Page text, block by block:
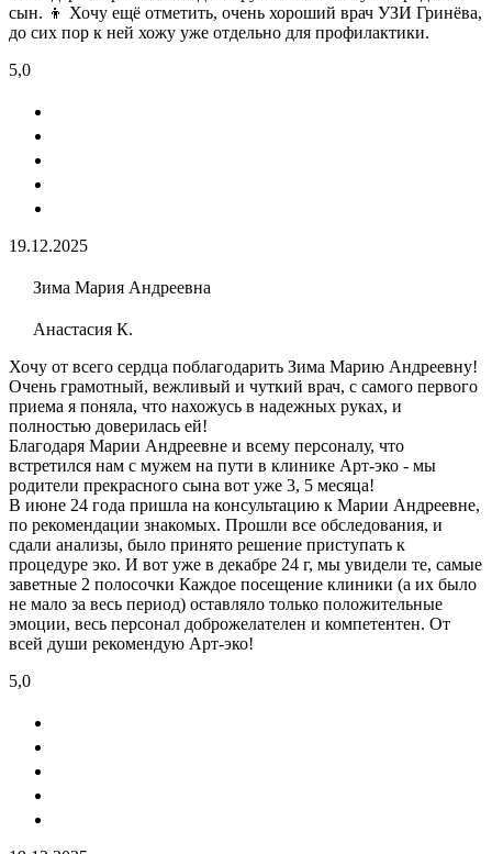
сын. 👦 Хочу ещё отметить, очень хороший врач УЗИ​ Гринёва,
до сих пор к ней хожу уже отдельно для профилактики.
5,0
19.12.2025
Зима Мария Андреевна
Анастасия К.
Хочу от всего сердца поблагодарить Зима Марию Андреевну!
Очень грамотный, вежливый и чуткий врач, с самого первого
приема я поняла, что нахожусь в надежных руках, и
полностью доверилась ей!
Благодаря Марии Андреевне и всему персоналу, что
встретился нам с мужем на пути в клинике Арт-эко - мы
родители прекрасного сына вот уже 3, 5 месяца!
В июне 24 года пришла на консультацию к Марии Андреевне,
по рекомендации знакомых. Прошли все обследования, и
сдали анализы, было принято решение приступать к
процедуре эко. И вот уже в декабре 24 г, мы увидели те, самые
заветные 2 полосочки Каждое посещение клиники (а их было
не мало за весь период) оставляло только положительные
эмоции, весь персонал доброжелателен и компетентен. От
всей души рекомендую Арт-эко!
5,0